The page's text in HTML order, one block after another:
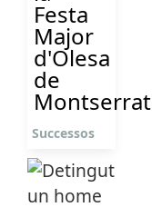
Festa
Major
d'Olesa
de
Montserrat
Successos